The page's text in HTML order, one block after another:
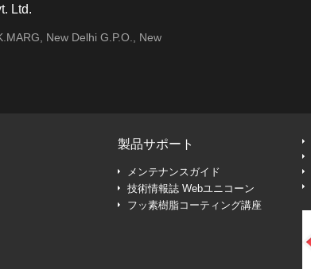
Ltd.
New Delhi G.P.O., New
製品サポート
メンテナンスガイド
技術情報誌 Webユニコーン
フッ素樹脂コーティング講座